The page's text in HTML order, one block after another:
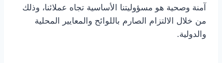
آمنة وصحية هو مسؤوليتنا الأساسية تجاه عملائنا، وذلك
من خلال الالتزام الصارم باللوائح والمعايير المحلية
والدولية.